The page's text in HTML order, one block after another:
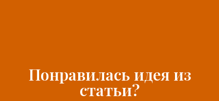
Понравилась идея из
статьи?